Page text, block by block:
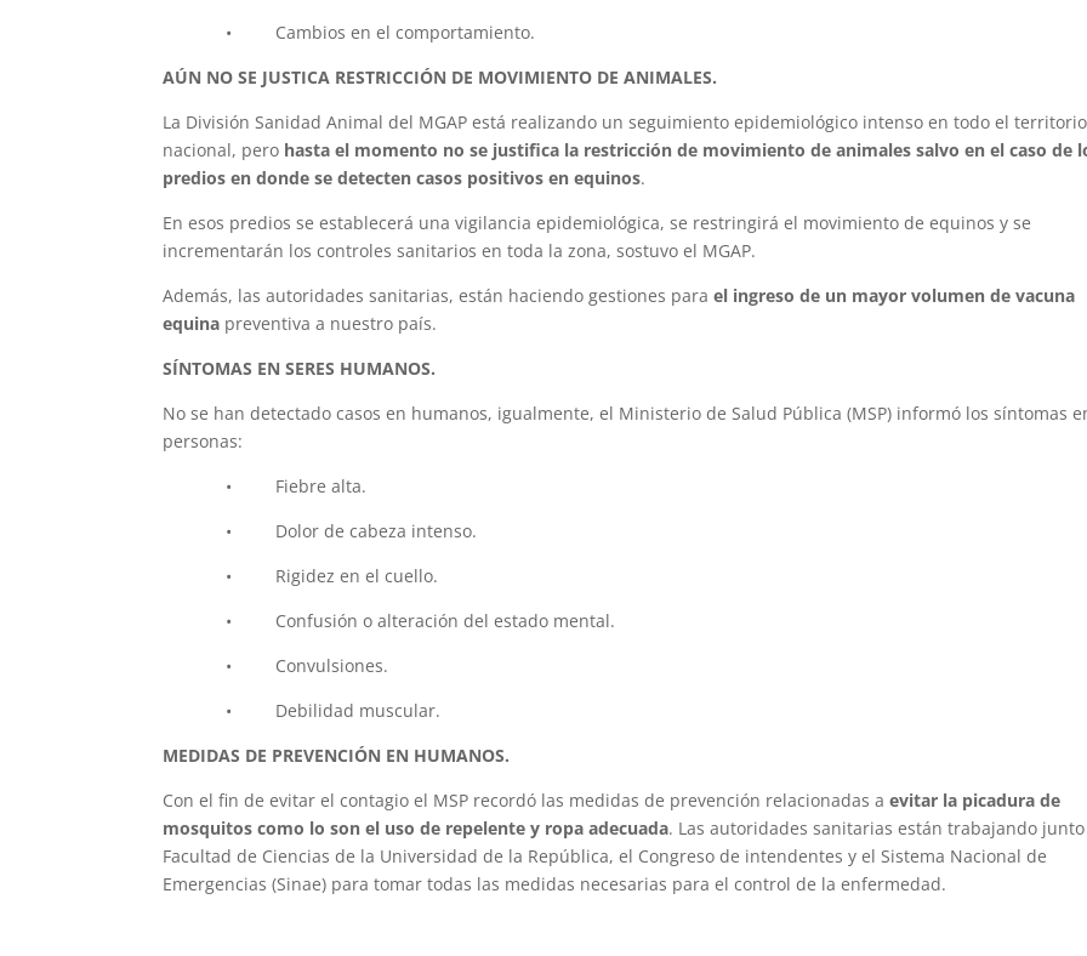
• Cambios en el comportamiento.
AÚN NO SE JUSTICA RESTRICCIÓN DE MOVIMIENTO DE ANIMALES.
La División Sanidad Animal del MGAP está realizando un seguimiento epidemiológico intenso en todo el territorio
nacional, pero hasta el momento no se justifica la restricción de movimiento de animales salvo en el caso de
predios en donde se detecten casos positivos en equinos.
En esos predios se establecerá una vigilancia epidemiológica, se restringirá el movimiento de equinos y se
incrementarán los controles sanitarios en toda la zona, sostuvo el MGAP.
Además, las autoridades sanitarias, están haciendo gestiones parael ingreso de un mayor volumen de vacuna
equina preventiva a nuestro país.
SÍNTOMAS EN SERES HUMANOS.
No se han detectado casos en humanos, igualmente, el Ministerio de Salud Pública (MSP) informó los síntomas
personas:
• Fiebre alta.
• Dolor de cabeza intenso.
• Rigidez en el cuello.
• Confusión o alteración del estado mental.
• Convulsiones.
• Debilidad muscular.
MEDIDAS DE PREVENCIÓN EN HUMANOS.
Con el fin de evitar el contagio el MSP recordó las medidas de prevención relacionadas aevitar la picadura de
mosquitos como lo son el uso de repelente y ropa adecuada. Las autoridades sanitarias están trabajando
Facultad de Ciencias de la Universidad de la República, el Congreso de intendentes y el Sistema Nacional de
Emergencias (Sinae) para tomar todas las medidas necesarias para el control de la enfermedad.